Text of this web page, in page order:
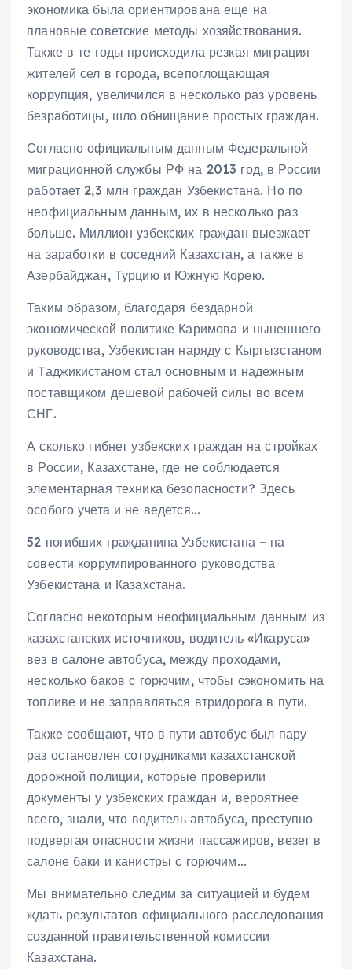
экономика была ориентирована еще на
плановые советские методы хозяйствования.
Также в те годы происходила резкая миграция
жителей сел в города, всепоглощающая
коррупция, увеличился в несколько раз уровень
безработицы, шло обнищание простых граждан.
Согласно официальным данным Федеральной
миграционной службы РФ на 2013 год, в России
работает 2,3 млн граждан Узбекистана. Но по
неофициальным данным, их в несколько раз
больше. Миллион узбекских граждан выезжает
на заработки в соседний Казахстан, а также в
Азербайджан, Турцию и Южную Корею.
Таким образом, благодаря бездарной
экономической политике Каримова и нынешнего
руководства, Узбекистан наряду с Кыргызстаном
и Таджикистаном стал основным и надежным
поставщиком дешевой рабочей силы во всем
СНГ.
А сколько гибнет узбекских граждан на стройках
в России, Казахстане, где не соблюдается
элементарная техника безопасности? Здесь
особого учета и не ведется…
52 погибших гражданина Узбекистана – на
совести коррумпированного руководства
Узбекистана и Казахстана.
Согласно некоторым неофициальным данным из
казахстанских источников, водитель «Икаруса»
вез в салоне автобуса, между проходами,
несколько баков с горючим, чтобы сэкономить на
топливе и не заправляться втридорога в пути.
Также сообщают, что в пути автобус был пару
раз остановлен сотрудниками казахстанской
дорожной полиции, которые проверили
документы у узбекских граждан и, вероятнее
всего, знали, что водитель автобуса, преступно
подвергая опасности жизни пассажиров, везет в
салоне баки и канистры с горючим…
Мы внимательно следим за ситуацией и будем
ждать результатов официального расследования
созданной правительственной комиссии
Казахстана.